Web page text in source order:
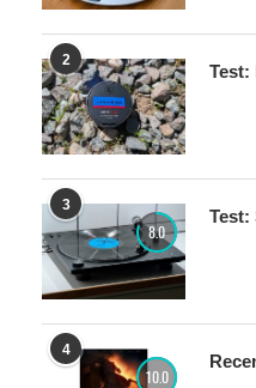
2
Test:
3
8.0
Test:
4
10.0